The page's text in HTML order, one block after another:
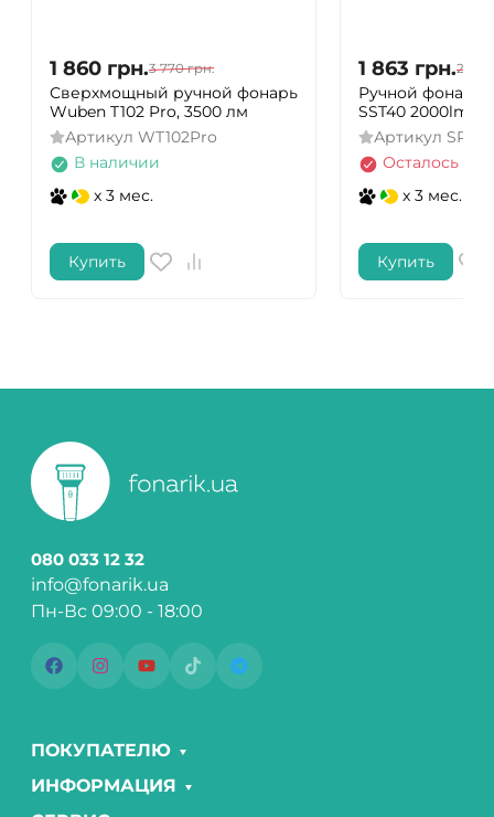
1 860 грн.3 770 грн.
Сверхмощный ручной фонарь
Wuben T102 Pro, 3500 лм
Артикул WT102Pro
В наличии
x 3 мес.
Купить
1 863 грн.2 070
Ручной фонарь
SST40 2000lm
Артикул
Осталось
x 3 мес.
Купить
080 033 12 32
info@fonarik.ua
Пн-Вс 09:00 - 18:00
ПОКУПАТЕЛЮ
ИНФОРМАЦИЯ